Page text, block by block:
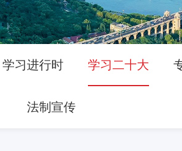
学习进行时 学习二十大
法制宣传